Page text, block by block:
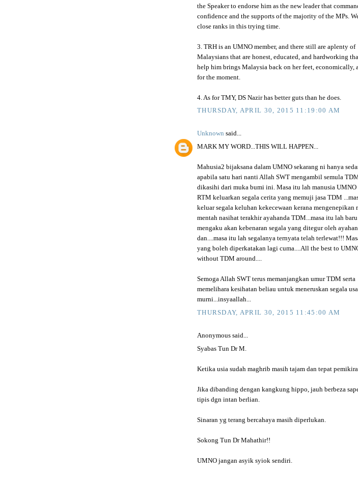
the Speaker to endorse him as the new leader that
confidence and the supports of the majority of the MPs.
close ranks in this trying time.
3. TRH is an UMNO member, and there still are aplenty of
Malaysians that are honest, educated, and hardworking
help him brings Malaysia back on her feet, economically,
for the moment.
4. As for TMY, DS Nazir has better guts than he does.
THURSDAY, APRIL 30, 2015 11:19:00 AM
Unknown said...
MARK MY WORD...THIS WILL HAPPEN...
Mahusia2 bijaksana dalam UMNO sekarang ni hanya
apabila satu hari nanti Allah SWT mengambil semula
dikasihi dari muka bumi ini. Masa itu lah manusia
RTM keluarkan segala cerita yang memuji jasa TDM
keluar segala keluhan kekecewaan kerana mengenepikan
mentah nasihat terakhir ayahanda TDM...masa itu lah baru
mengaku akan kebenaran segala yang ditegur oleh
dan....masa itu lah segalanya ternyata telah terlewat!!!
yang boleh diperkatakan lagi cuma....All the best to
without TDM around....
Semoga Allah SWT terus memanjangkan umur TDM serta
memelihara kesihatan beliau untuk meneruskan segala
murni...insyaallah...
THURSDAY, APRIL 30, 2015 11:45:00 AM
Anonymous said...
Syabas Tun Dr M.
Ketika usia sudah maghrib masih tajam dan tepat
Jika dibanding dengan kangkung hippo, jauh berbeza
tipis dgn intan berlian.
Sinaran yg terang bercahaya masih diperlukan.
Sokong Tun Dr Mahathir!!
UMNO jangan asyik syiok sendiri.